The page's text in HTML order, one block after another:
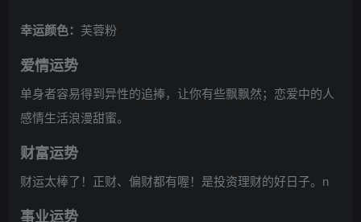
幸运颜色： 芙蓉粉
爱情运势
单身者容易得到异性的追捧，让你有些飘飘然；恋爱中的人
感情生活浪漫甜蜜。
财富运势
财运太棒了！正财、偏财都有喔！是投资理财的好日子。n
事业运势